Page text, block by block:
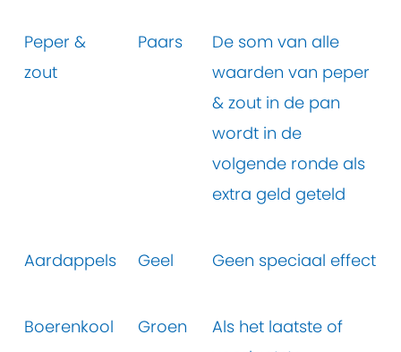
Peper &
zout
Paars
De som van alle
waarden van peper
& zout in de pan
wordt in de
volgende ronde als
extra geld geteld
Aardappels Geel Geen speciaal effect
Boerenkool Groen
Als het laatste of